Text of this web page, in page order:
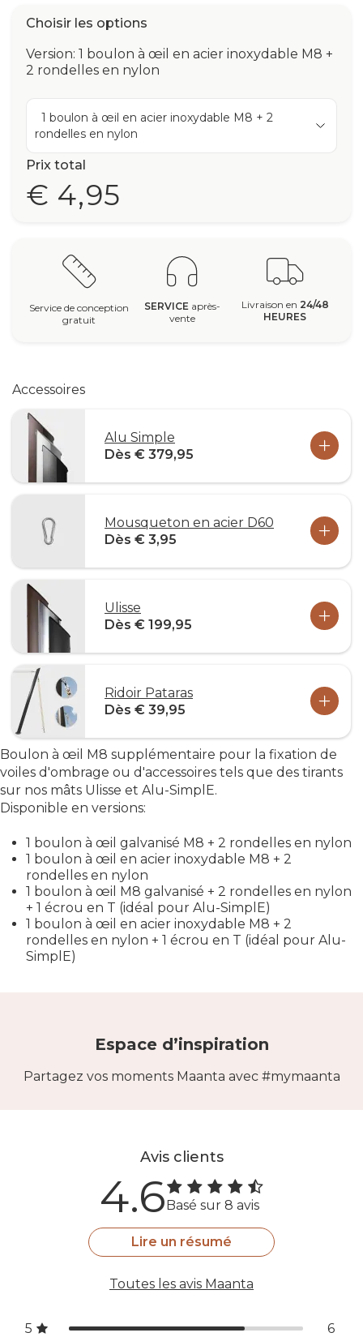
Choisir les options
Version: 1 boulon à œil en acier inoxydable M8 +
2 rondelles en nylon
1 boulon à œil en acier inoxydable M8 + 2
rondelles en nylon
Prix total
€ 4,95
Service de conception
gratuit
SERVICE après-
vente
Livraison en 24/48
HEURES
Accessoires
Alu Simple
Dès € 379,95
Mousqueton en acier D60
Dès € 3,95
Ulisse
Dès € 199,95
Ridoir Pataras
Dès € 39,95
Boulon à œil M8 supplémentaire pour la fixation de
voiles d'ombrage ou d'accessoires tels que des tirants
sur nos mâts Ulisse et Alu-SimplE.
Disponible en versions:
1 boulon à œil galvanisé M8 + 2 rondelles en nylon
1 boulon à œil en acier inoxydable M8 + 2
rondelles en nylon
1 boulon à œil M8 galvanisé + 2 rondelles en nylon
+ 1 écrou en T (idéal pour Alu-SimplE)
1 boulon à œil en acier inoxydable M8 + 2
rondelles en nylon + 1 écrou en T (idéal pour Alu-
SimplE)
Espace d’inspiration
Partagez vos moments Maanta avec #mymaanta
Avis clients
4.6Basé sur 8 avis
Lire un résumé
Toutes les avis Maanta
5 6